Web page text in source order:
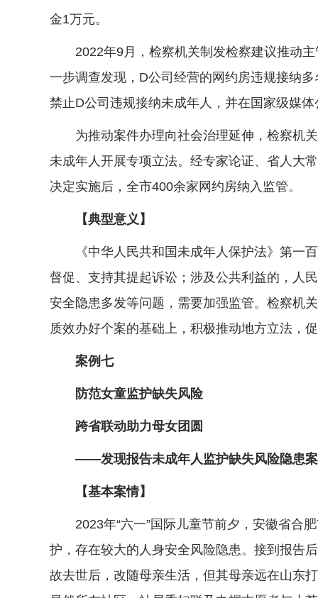
金1万元。
2022年9月，检察机关制发检察建议推动主
一步调查发现，D公司经营的网约房违规接纳
禁止D公司违规接纳未成年人，并在国家级媒
为推动案件办理向社会治理延伸，检察机关
未成年人开展专项立法。经专家论证、省人大
决定实施后，全市400余家网约房纳入监管。
【典型意义】
《中华人民共和国未成年人保护法》第一百
督促、支持其提起诉讼；涉及公共利益的，人
安全隐患多发等问题，需要加强监管。检察机
质效办好个案的基础上，积极推动地方立法，
案例七
防范女童监护缺失风险
跨省联动助力母女团圆
——发现报告未成年人监护缺失风险隐患案
【基本案情】
2023年“六一”国际儿童节前夕，安徽省合肥
护，存在较大的人身安全风险隐患。接到报告
故去世后，改随母亲生活，但其母亲远在山东